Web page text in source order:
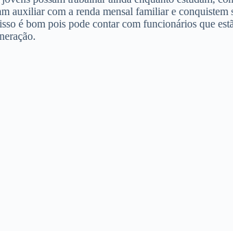
auxiliar com a renda mensal familiar e
é bom pois pode contar com funcionários que